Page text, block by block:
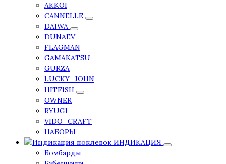
AKKOI
CANNELLE
DAIWA
DUNAEV
FLAGMAN
GAMAKATSU
GURZA
LUCKY_JOHN
HITFISH
OWNER
RYUGI
VIDO_CRAFT
НАБОРЫ
ИНДИКАЦИЯ
Бомбарды